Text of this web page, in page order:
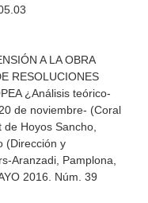
A LA OBRA
RESOLUCIONES
¿Análisis teórico-
de noviembre- (Coral
Hoyos Sancho,
(Dirección y
Aranzadi, Pamplona,
2016. Núm. 39